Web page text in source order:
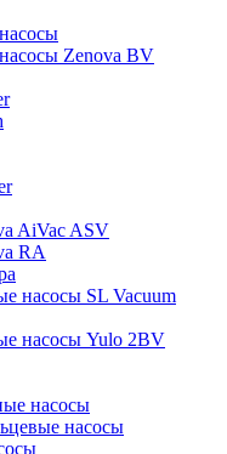
Zenova BV
AiVac ASV
RA
насосы SL Vacuum
насосы Yulo 2BV
насосы
насосы